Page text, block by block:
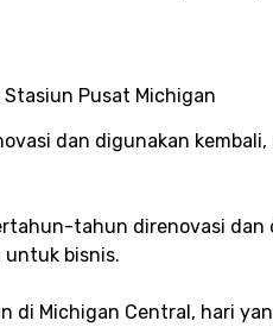
Pusat Michigan
dan digunakan
tahun direnovasi dan
untuk bisnis.
di Michigan Central, hari